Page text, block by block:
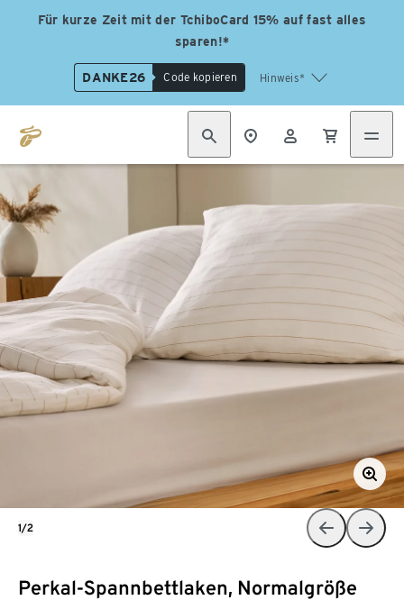
Für kurze Zeit mit der TchiboCard 15% auf fast alles
sparen!*
DANKE26 Code kopieren Hinweis*
Perkal-Spannbettlaken, Normalgröße
1/2